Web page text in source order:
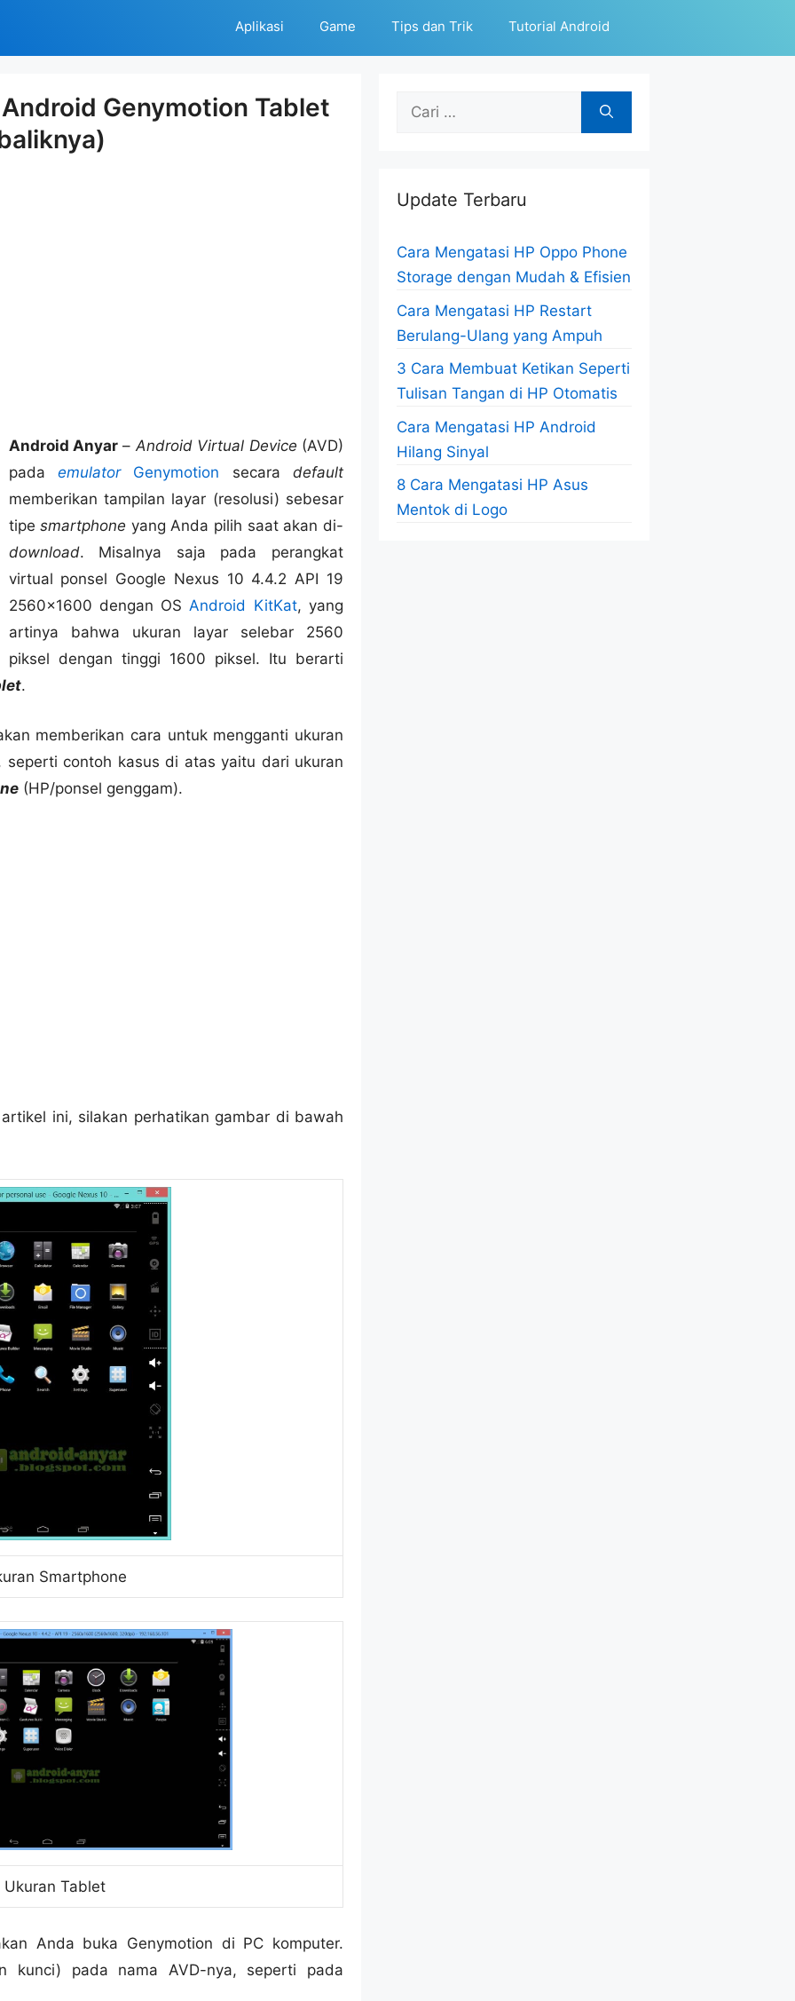
Aplikasi Game Tips dan Trik Tutorial Android
Genymotion Tablet
Android Anyar–Android Virtual Device (AVD)
pada emulatorGenymotion secara default
memberikan tampilan layar (resolusi) sebesar
tipesmartphone yang Anda pilih saat akan di-
download. Misalnya saja pada perangkat
virtual ponsel Google Nexus 10 4.4.2 API 19
2560×1600 dengan OSAndroid KitKat, yang
artinya bahwa ukuran layar selebar 2560
piksel dengan tinggi 1600 piksel. Itu berarti
.
memberikan cara untuk mengganti ukuran
seperti contoh kasus di atas yaitu dari ukuran
(HP/ponsel genggam).
ini, silakan perhatikan gambar di bawah
Smartphone
Ukuran Tablet
Anda buka Genymotion di PC komputer.
kunci) pada nama AVD-nya, seperti pada
Cari
Update Terbaru
Cara Mengatasi HP Oppo Phone
Storage dengan Mudah & Efisien
Cara Mengatasi HP Restart
Berulang-Ulang yang Ampuh
3 Cara Membuat Ketikan Seperti
Tulisan Tangan di HP Otomatis
Cara Mengatasi HP Android
Hilang Sinyal
8 Cara Mengatasi HP Asus
Mentok di Logo